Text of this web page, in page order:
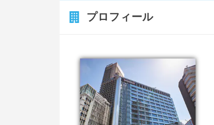
プロフィール